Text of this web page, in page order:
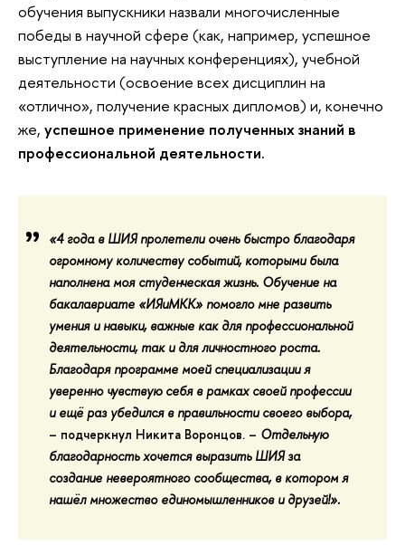
обучения выпускники назвали многочисленные
победы в научной сфере (как, например, успешное
выступление на научных конференциях), учебной
деятельности (освоение всех дисциплин на
«отлично», получение красных дипломов) и, конечно
же, успешное применение полученных знаний в
профессиональной деятельности.
«4 года в ШИЯ пролетели очень быстро благодаря
огромному количеству событий, которыми была
наполнена моя студенческая жизнь. Обучение на
бакалавриате «ИЯиМКК» помогло мне развить
умения и навыки, важные как для профессиональной
деятельности, так и для личностного роста.
Благодаря программе моей специализации я
уверенно чувствую себя в рамках своей профессии
и ещё раз убедился в правильности своего выбора,
– подчеркнул Никита Воронцов. – Отдельную
благодарность хочется выразить ШИЯ за
создание невероятного сообщества, в котором я
нашёл множество единомышленников и друзей!».